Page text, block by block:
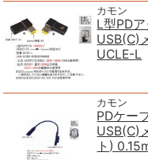
カモン
L型PD
USB(C)
UCLE-L
カモン
PDケー
USB(C)
ト)